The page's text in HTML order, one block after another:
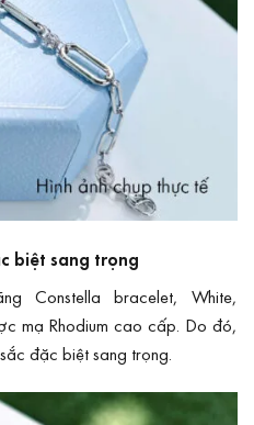
biệt sang trọng
Constella bracelet, White,
mạ Rhodium cao cấp. Do đó,
đặc biệt sang trọng.